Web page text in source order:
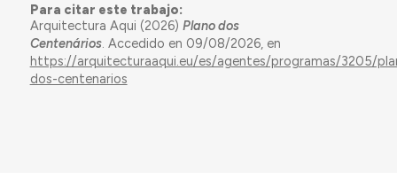
Para citar este trabajo:
Arquitectura Aqui (2026) Plano dos
Centenários. Accedido en 09/08/2026, en
https://arquitecturaaqui.eu/es/agentes/programas/3205/
dos-centenarios